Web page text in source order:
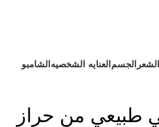
الشعر الجسم العنايه الشخصيه الشامبو
طبيعي من حراز